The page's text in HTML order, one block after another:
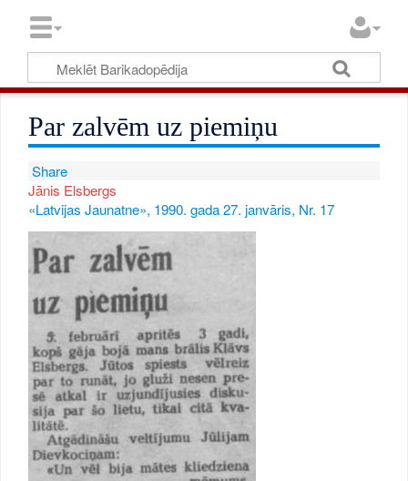
Par zalvēm uz piemiņu
Share
Jānis Elsbergs
«Latvijas Jaunatne», 1990. gada 27. janvāris, Nr. 17